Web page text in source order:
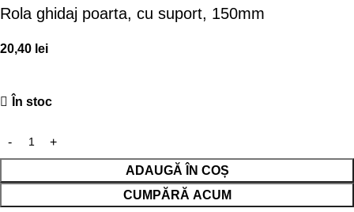
Rola ghidaj poarta, cu suport, 150mm
20,40 lei
În stoc
ADAUGĂ ÎN COȘ
CUMPĂRĂ ACUM